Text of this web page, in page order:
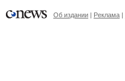
Об издании | Реклама |